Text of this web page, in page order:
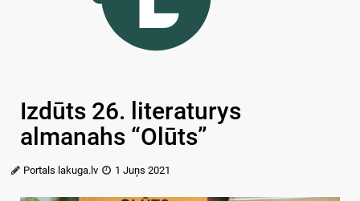
Izdūts 26. literaturys
almanahs “Olūts”
Portals lakuga.lv 1 Juņs 2021